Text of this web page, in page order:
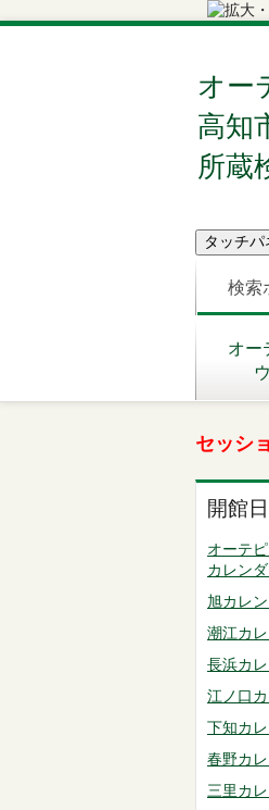
オー
高知
所蔵
検索
オー
セッシ
開館
オーテ
カレン
旭カレ
潮江カ
長浜カ
江ノ口
下知カ
春野カ
三里カ